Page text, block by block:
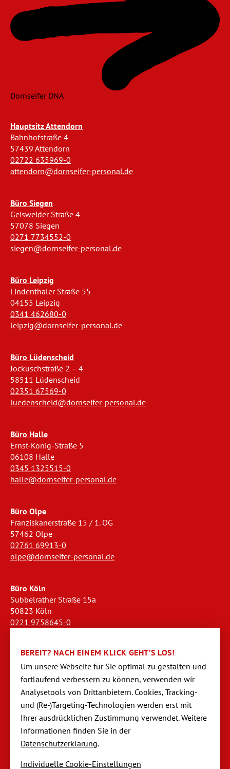
Dornseifer DNA
Hauptsitz Attendorn
Bahnhofstraße 4
57439 Attendorn
02722 635969-0
attendorn@dornseifer-personal.de
Büro Siegen
Geisweider Straße 4
57078 Siegen
0271 7734552-0
siegen@dornseifer-personal.de
Büro Leipzig
Lindenthaler Straße 55
04155 Leipzig
0341 462680-0
leipzig@dornseifer-personal.de
Büro Lüdenscheid
Jockuschstraße 2 – 4
58511 Lüdenscheid
02351 67569-0
luedenscheid@dornseifer-personal.de
Büro Halle
Ernst-König-Straße 5
06108 Halle
0345 1325515-0
halle@dornseifer-personal.de
Büro Olpe
Franziskanerstraße 15 / 1. OG
57462 Olpe
02761 69913-0
olpe@dornseifer-personal.de
Büro Köln
Subbelrather Straße 15a
50823 Köln
0221 9758645-0
Büro Stendal
Westwall 18
39576 Stendal
03931 520944-0
stendal@dornseifer-personal.de
BEREIT? NACH EINEM KLICK GEHT’S LOS!
Um unsere Webseite für Sie optimal zu gestalten und
fortlaufend verbessern zu können, verwen­den wir
Analysetools von Dritt­anbietern. Cookies, Tracking-
und (Re-)Targeting-Techno­logien werden erst mit
Ihrer ausdrücklichen Zustimmung verwendet. Weitere
Informationen finden Sie in der
Datenschutzerklärung.
Individuelle Cookie-Einstellungen